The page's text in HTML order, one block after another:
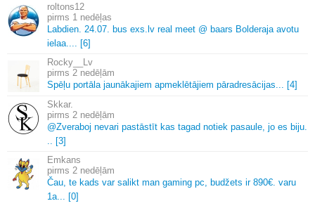
roltons12
1 nedēļas
Labdien. 24. 07. bus exs. lv real meet @ baars Bolderaja avotu
ielaa.
[6]
Rocky__Lv
2 nedēļām
Spēļu portāla jaunākajiem apmeklētājiem pāradresācijas.
[4]
Skkar.
2 nedēļām
@Zveraboj nevari pastāstīt kas tagad notiek pasaule, jo es biju.
[3]
Emkans
2 nedēļām
Čau, te kads var salikt man gaming pc, budžets ir 890€. varu
1a.
[0]